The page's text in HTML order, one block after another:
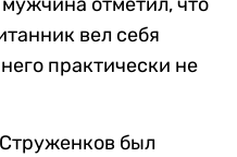
вел себя
практически не
был